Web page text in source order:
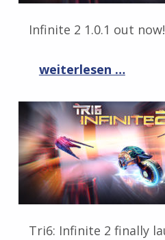
Infinite 2 1.0.1 out now!
“Tri6: Infinite 2 1.0.1”
weiterlesen …
Tri6: Infinite 2 finally